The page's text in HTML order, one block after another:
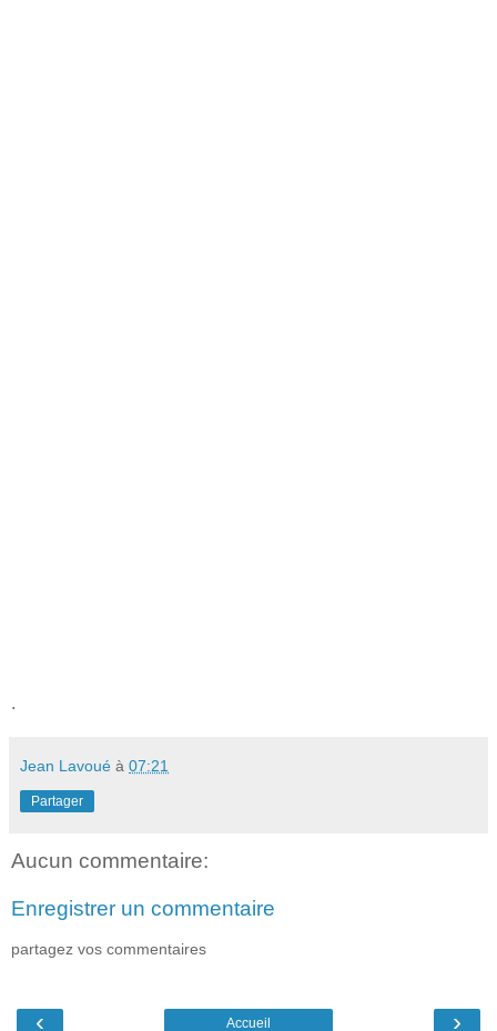
.
Jean Lavoué à 07:21
Partager
Aucun commentaire:
Enregistrer un commentaire
partagez vos commentaires
‹ ›
Accueil